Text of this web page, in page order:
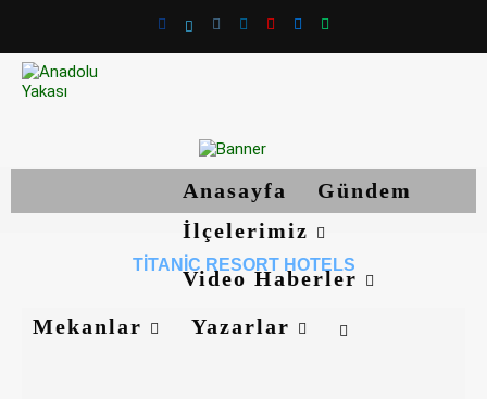
Anasayfa
Gündem
İlçelerimiz
Video Haberler
Mekanlar
Yazarlar
TITANIC RESORT HOTELS